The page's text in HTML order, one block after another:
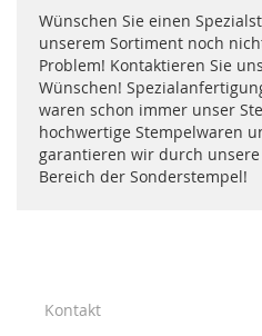
Wünschen Sie einen
unserem Sortiment noch
Problem! Kontaktieren Sie
Wünschen!
waren schon immer unser
hochwertige Stempelwaren
garantieren wir durch
Bereich der Sonderstempel!
Kontakt